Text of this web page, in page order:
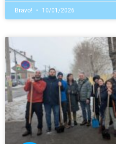
Bravo! 10/01/2026